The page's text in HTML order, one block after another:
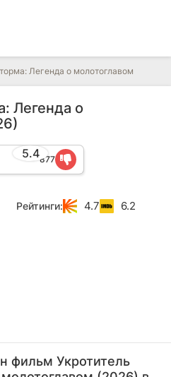
Легенда о молотоглавом
Легенда о
5.4877
Рейтинги: 4.7 6.2
(Radio Announcer)
фильм Укротитель